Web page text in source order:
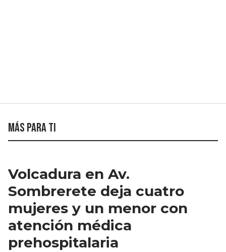
Más para ti
Volcadura en Av.
Sombrerete deja cuatro
mujeres y un menor con
atención médica
prehospitalaria